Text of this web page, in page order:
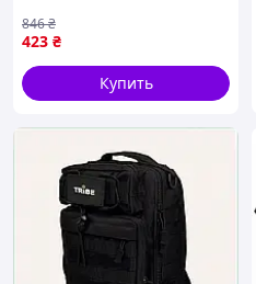
нагрудная с ремнем на
плечо 5 литров кордура JH-
14
423 ₴
846₴
Купить